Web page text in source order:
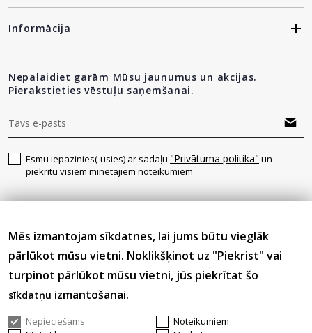
Informācija
Nepalaidiet garām Mūsu jaunumus un akcijas.
Pierakstieties vēstuļu saņemšanai.
Esmu iepazinies(-usies) ar sadaļu "Privātuma politika" un
piekrītu visiem minētajiem noteikumiem
© 2026 Visas tiesības aizsargātas.
Mēs izmantojam sīkdatnes, lai jums būtu vieglāk
pārlūkot mūsu vietni. Noklikšķinot uz "Piekrist" vai
turpinot pārlūkot mūsu vietni, jūs piekrītat šo
sīkdatņu izmantošanai.
Nepieciešams
Noteikumiem